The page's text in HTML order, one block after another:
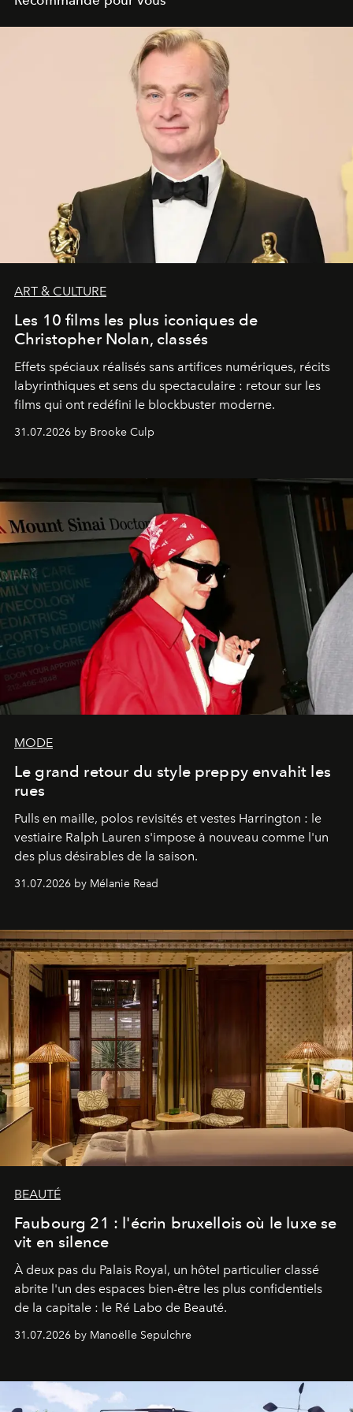
ART & CULTURE
Les 10 films les plus iconiques de
Christopher Nolan, classés
Effets spéciaux réalisés sans artifices numériques, récits
labyrinthiques et sens du spectaculaire : retour sur les
films qui ont redéfini le blockbuster moderne.
31.07.2026 by Brooke Culp
MODE
Le grand retour du style preppy envahit les
rues
Pulls en maille, polos revisités et vestes Harrington : le
vestiaire Ralph Lauren s'impose à nouveau comme l'un
des plus désirables de la saison.
31.07.2026 by Mélanie Read
BEAUTÉ
Faubourg 21 : l'écrin bruxellois où le luxe se
vit en silence
À deux pas du Palais Royal, un hôtel particulier classé
abrite l'un des espaces bien-être les plus confidentiels
de la capitale : le Ré Labo de Beauté.
31.07.2026 by Manoëlle Sepulchre